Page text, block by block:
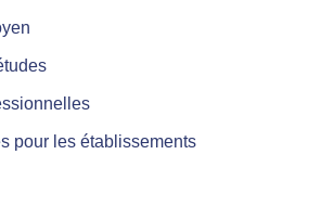
pour les établissements